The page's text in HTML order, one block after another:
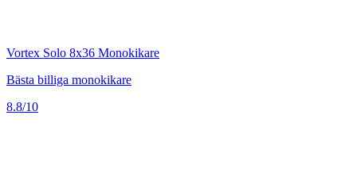
Vortex Solo 8x36 Monokikare
Bästa billiga monokikare
8.8/10